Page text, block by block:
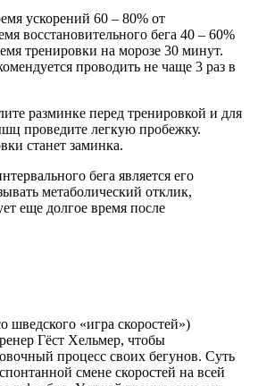
ускорений 60 – 80% от
восстановительного бега 40 – 60%
тренировки на морозе 30 минут.
проводить не чаще 3 раз в
разминке перед тренировкой и для
проведите легкую пробежку.
станет заминка.
бега является его
метаболический отклик,
еще долгое время после
шведского «игра скоростей»)
Гёст Хельмер, чтобы
процесс своих бегунов. Суть
смене скоростей на всей